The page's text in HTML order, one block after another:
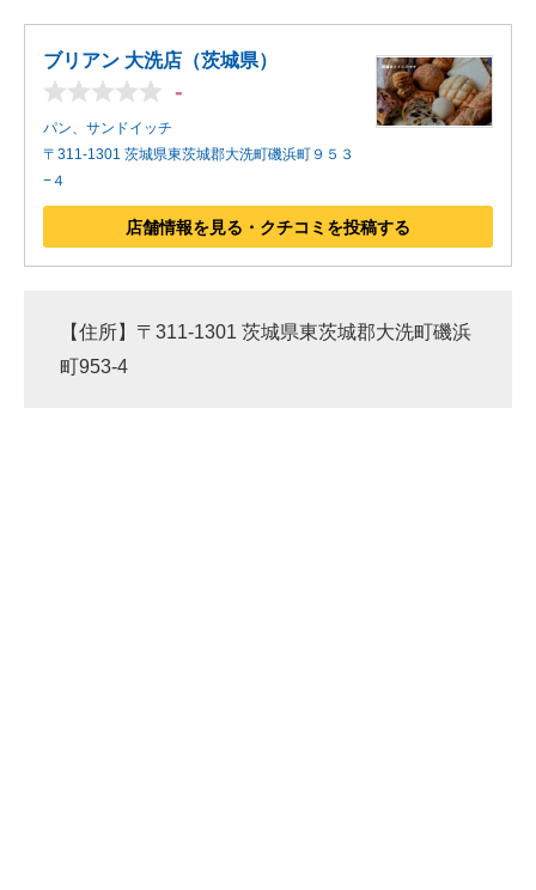
ブリアン 大洗店（茨城県）
-
パン、サンドイッチ
〒311-1301 茨城県東茨城郡大洗町磯浜町９５３
−４
店舗情報を見る・クチコミを投稿する
【住所】〒311-1301 茨城県東茨城郡大洗町磯浜
町953-4